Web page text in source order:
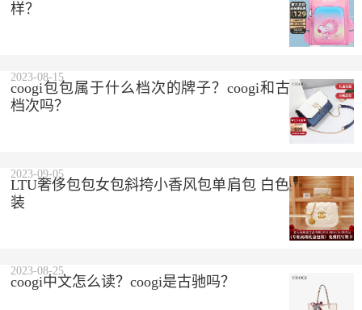
样？
coogi包包属于什么档次的牌子？coogi和古驰是一个
档次吗？
2023-08-15
LTU奢侈包包女包斜挎小香风包单肩包 白色 精美礼盒
装
2023-09-05
coogi中文怎么读？coogi是古驰吗？
2023-08-25